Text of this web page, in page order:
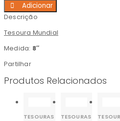
Adicionar
Descrição
Tesoura Mundial
Medida: 8″
Partilhar
Produtos Relacionados
TESOURAS TESOURAS